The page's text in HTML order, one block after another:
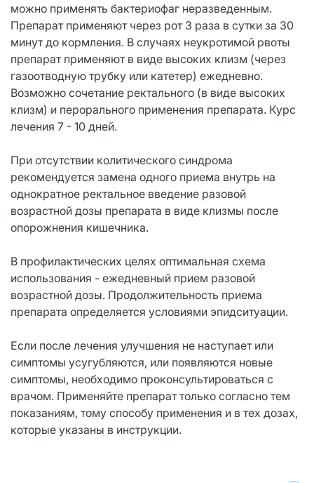
можно применять бактериофаг неразведенным.
Препарат применяют через рот 3 раза в сутки за 30
минут до кормления. В случаях неукротимой рвоты
препарат применяют в виде высоких клизм (через
газоотводную трубку или катетер) ежедневно.
Возможно сочетание ректального (в виде высоких
клизм) и перорального применения препарата. Курс
лечения 7 - 10 дней.
При отсутствии колитического синдрома
рекомендуется замена одного приема внутрь на
однократное ректальное введение разовой
возрастной дозы препарата в виде клизмы после
опорожнения кишечника.
В профилактических целях оптимальная схема
использования - ежедневный прием разовой
возрастной дозы. Продолжительность приема
препарата определяется условиями эпидситуации.
Если после лечения улучшения не наступает или
симптомы усугубляются, или появляются новые
симптомы, необходимо проконсультироваться с
врачом. Применяйте препарат только согласно тем
показаниям, тому способу применения и в тех дозах,
которые указаны в инструкции.